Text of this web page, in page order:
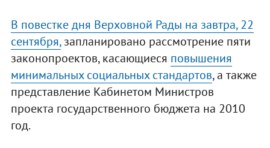
В повестке дня Верховной Рады на завтра, 22
сентября,запланировано рассмотрение пяти
законопроектов, касающиеся повышения
минимальных социальных стандартов, а также
представление Кабинетом Министров
проекта государственного бюджета на 2010
год.